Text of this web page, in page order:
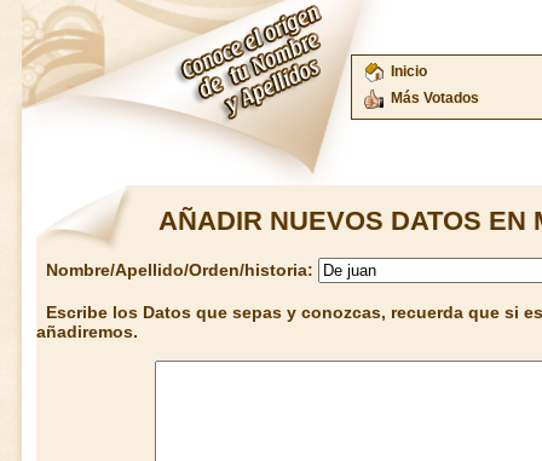
Inicio
Más Votados
AÑADIR NUEVOS DATOS EN
Nombre/Apellido/Orden/historia:
Escribe los Datos que sepas y conozcas, recuerda que si
añadiremos.